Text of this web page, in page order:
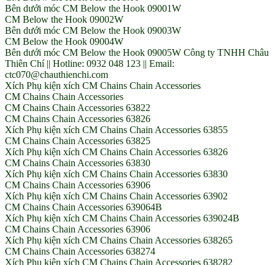
Bên dưới móc CM Below the Hook 09001W
CM Below the Hook 09002W
Bên dưới móc CM Below the Hook 09003W
CM Below the Hook 09004W
Bên dưới móc CM Below the Hook 09005W Công ty TNHH Châu
Thiên Chí || Hotline: 0932 048 123 || Email:
ctc070@chauthienchi.com
Xích Phụ kiện xích CM Chains Chain Accessories
CM Chains Chain Accessories
CM Chains Chain Accessories 63822
CM Chains Chain Accessories 63826
Xích Phụ kiện xích CM Chains Chain Accessories 63855
CM Chains Chain Accessories 63825
Xích Phụ kiện xích CM Chains Chain Accessories 63826
CM Chains Chain Accessories 63830
Xích Phụ kiện xích CM Chains Chain Accessories 63830
CM Chains Chain Accessories 63906
Xích Phụ kiện xích CM Chains Chain Accessories 63902
CM Chains Chain Accessories 639064B
Xích Phụ kiện xích CM Chains Chain Accessories 639024B
CM Chains Chain Accessories 63906
Xích Phụ kiện xích CM Chains Chain Accessories 638265
CM Chains Chain Accessories 638274
Xích Phụ kiện xích CM Chains Chain Accessories 638282